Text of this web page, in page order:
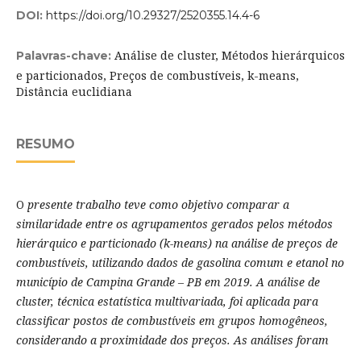
DOI: https://doi.org/10.29327/2520355.14.4-6
Palavras-chave: Análise de cluster, Métodos hierárquicos
e particionados, Preços de combustíveis, k-means,
Distância euclidiana
RESUMO
O presente trabalho teve como objetivo comparar a
similaridade entre os agrupamentos gerados pelos métodos
hierárquico e particionado (k-means) na análise de preços de
combustíveis, utilizando dados de gasolina comum e etanol no
município de Campina Grande – PB em 2019. A análise de
cluster, técnica estatística multivariada, foi aplicada para
classificar postos de combustíveis em grupos homogêneos,
considerando a proximidade dos preços. As análises foram